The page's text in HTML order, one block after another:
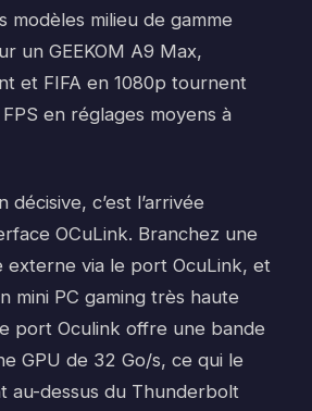
modèles milieu de gamme
un GEEKOM A9 Max,
et FIFA en 1080p tournent
en réglages moyens à
décisive, c’est l’arrivée
OCuLink. Branchez une
externe via le port OcuLink, et
mini PC gaming très haute
port Oculink offre une bande
GPU de 32 Go/s, ce qui le
au-dessus du Thunderbolt